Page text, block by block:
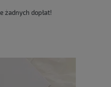
żadnych dopłat!